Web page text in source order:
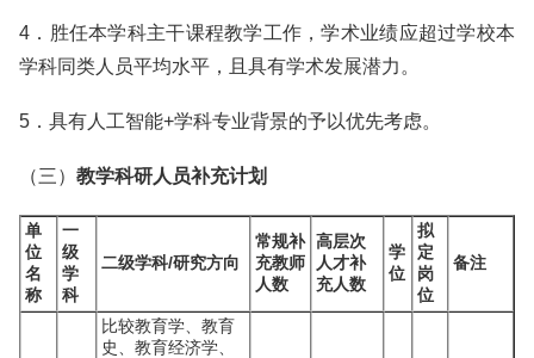
4．胜任本学科主干课程教学工作，学术业绩应超过学校本
学科同类人员平均水平，且具有学术发展潜力。
5．具有人工智能+学科专业背景的予以优先考虑。
（三） 教学科研人员补充计划
单
位
名
称
一
级
学
科
二级学科/研究方向
常规补
充教师
人数
高层次
人才补
充人数
学
位
拟
定
岗
位
备注
比较教育学、教育
史、教育经济学、